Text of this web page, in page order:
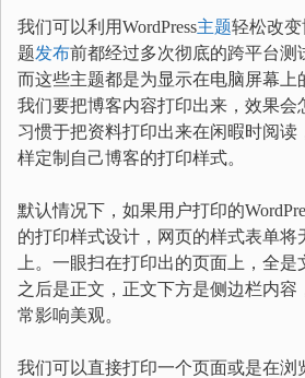
我们可以利用WordPress主题轻松改
题发布前都经过多次彻底的跨平台测
而这些主题都是为显示在电脑屏幕上
我们要把博客内容打印出来，效果会
习惯于把资料打印出来在闲暇时阅读
样定制自己博客的打印样式。
默认情况下，如果用户打印的
的打印样式设计，网页的样式表单将
上。一眼扫在打印出的页面上，全是
之后是正文，正文下方是侧边栏内容
常影响美观。
我们可以直接打印一个页面或是在浏